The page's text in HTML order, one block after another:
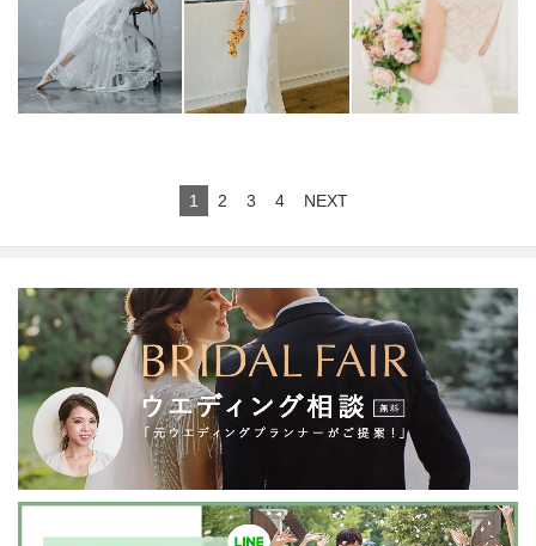
の花嫁様へ
サロンでお待ちしております
1 2 3 4 NEXT